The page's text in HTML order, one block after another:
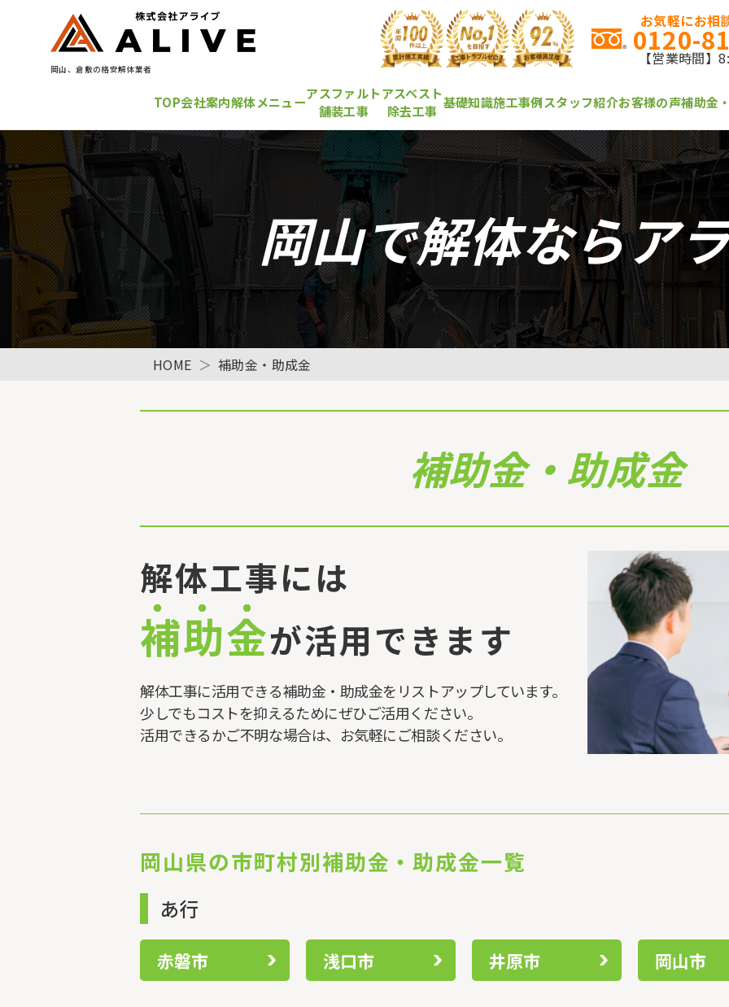
岡山、倉敷の格安解体業者
お気軽にお相
0120-
【営業時間】
TOP会社案内解体メニューアスファルト
舗装工事
アスベスト
除去工事 基礎知識施工事例スタッフ紹介お客様の声補助金
岡山で解体ならア
HOME 補助金・助成金
補助金・助成金
解体工事には
補助金が活用できます
解体工事に活用できる補助金・助成金をリストアップしています。
少しでもコストを抑えるためにぜひご活用ください。
活用できるかご不明な場合は、お気軽にご相談ください。
岡山県の市町村別補助金・助成金一覧
あ行
赤磐市 浅口市 井原市 岡山市